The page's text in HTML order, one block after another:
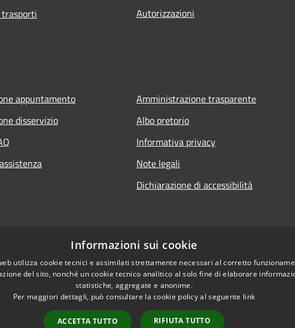
Autorizzazioni
appuntamento
disservizio
Amministrazione trasparente
Albo pretorio
Informativa privacy
Note legali
Dichiarazione di accessibilità
Informazioni sui cookie
utilizza cookie tecnici e assimilati strettamente necessari al corretto
del sito, nonché un cookie tecnico analitico al solo fine di elaborare
statistiche, aggregate e anonime.
Per maggiori dettagli, può consultare la cookie policy al seguente link
ACCETTA TUTTO RIFIUTA TUTTO